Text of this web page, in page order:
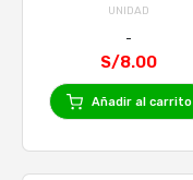
UNIDAD
S/8.00
Añadir al carrito